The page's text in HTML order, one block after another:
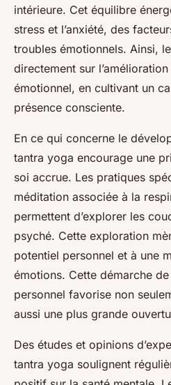
intérieure. Cet équilibre
stress et l’anxiété, des
troubles émotionnels. Ainsi,
directement sur
émotionnel, en cultivant un
présence consciente.
En ce qui concerne le
tantra yoga encourage une
soi accrue. Les pratiques
méditation associée à la
permettent d’explorer les
psyché. Cette exploration
potentiel personnel et à une
émotions. Cette démarche
personnel favorise non
aussi une plus grande
Des études et opinions
tantra yoga soulignent